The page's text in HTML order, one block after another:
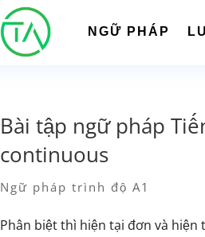
NGỮ PHÁP
Bài tập ngữ pháp
continuous
Ngữ pháp trình độ A1
Phân biệt thì hiện tại đơn và